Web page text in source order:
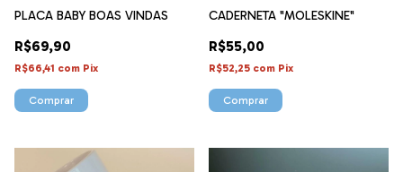
PLACA BABY BOAS VINDAS
R$69,90
R$66,41 com Pix
Comprar
CADERNETA "MOLESKINE"
R$55,00
R$52,25 com Pix